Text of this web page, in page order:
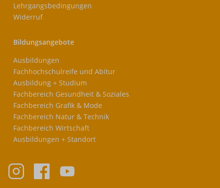
Lehrgangsbedingungen
Widerruf
Bildungsangebote
Ausbildungen
Fachhochschulreife und Abitur
Ausbildung + Studium
Fachbereich Gesundheit & Soziales
Fachbereich Grafik & Mode
Fachbereich Natur & Technik
Fachbereich Wirtschaft
Ausbildungen + Standort